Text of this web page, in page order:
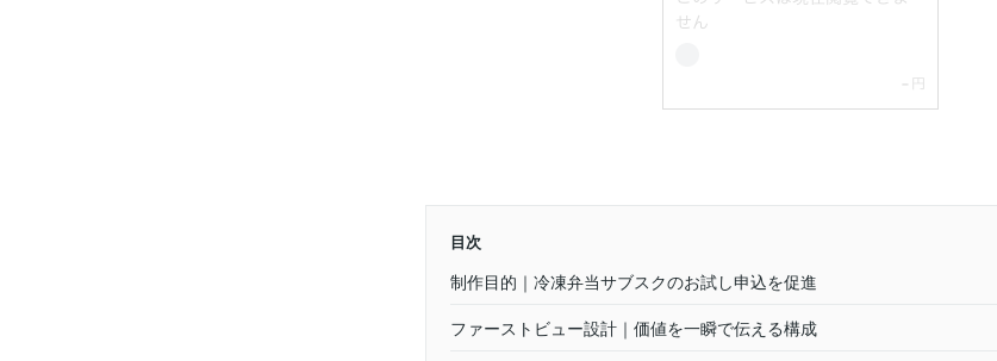
目次
制作目的｜冷凍弁当サブスクのお試し申込を促進
ファーストビュー設計｜価値を一瞬で伝える構成